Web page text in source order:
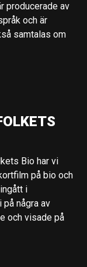
producerade av
och är
samtalas om
Bio har vi
på bio och
i
på några av
och visade på